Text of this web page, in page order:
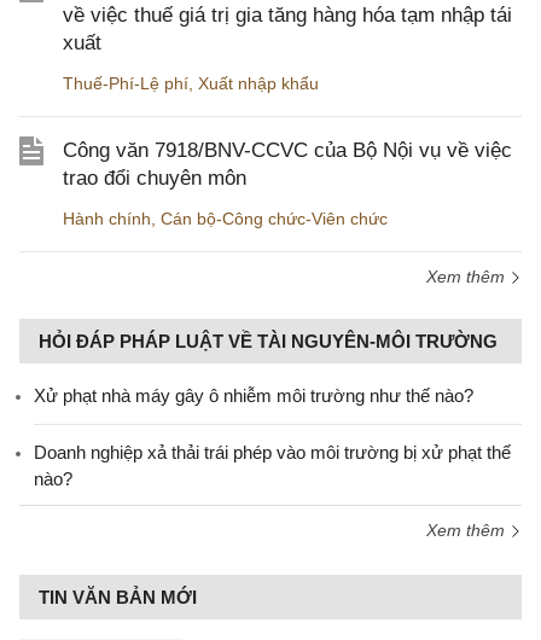
về việc thuế giá trị gia tăng hàng hóa tạm nhập tái
xuất
Thuế-Phí-Lệ phí Xuất nhập khẩu
Công văn 7918/BNV-CCVC của Bộ Nội vụ về việc
trao đổi chuyên môn
Hành chính Cán bộ-Công chức-Viên chức
Xem thêm
HỎI ĐÁP PHÁP LUẬT VỀ TÀI NGUYÊN-MÔI TRƯỜNG
Xử phạt nhà máy gây ô nhiễm môi trường như thế nào?
Doanh nghiệp xả thải trái phép vào môi trường bị xử phạt thế
nào?
Xem thêm
TIN VĂN BẢN MỚI